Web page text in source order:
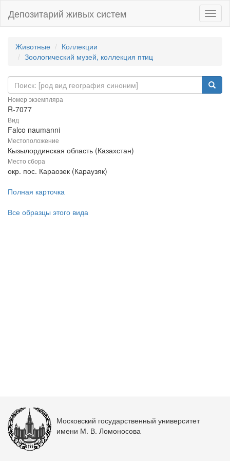
Депозитарий живых систем
Животные
Коллекции
Зоологический музей, коллекция птиц
Номер экземпляра
R-7077
Вид
Falco naumanni
Местоположение
Кызылординская область (Казахстан)
Место сбора
окр. пос. Караозек (Караузяк)
Полная карточка
Все образцы этого вида
Московский государственный университет
имени М. В. Ломоносова